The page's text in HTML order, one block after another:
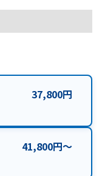
37,800円
41,800円〜